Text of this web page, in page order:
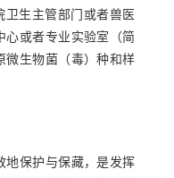
卫生主管部门或者兽医
心或者专业实验室（简
微生物菌（毒）种和样
地保护与保藏，是发挥